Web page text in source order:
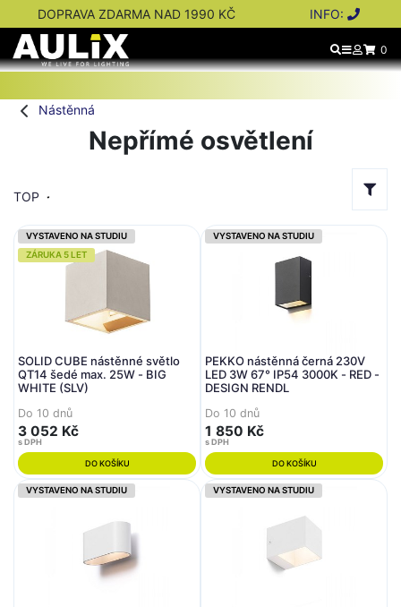
DOPRAVA ZDARMA NAD 1990 KČ INFO:
0
Nástěnná
Nepřímé osvětlení
TOP
VYSTAVENO NA STUDIU
ZÁRUKA 5 LET
SOLID CUBE nástěnné světlo
QT14 šedé max. 25W - BIG
WHITE (SLV)
Do 10 dnů
3 052 Kč
s DPH
DO KOŠÍKU
VYSTAVENO NA STUDIU
PEKKO nástěnná černá 230V
LED 3W 67° IP54 3000K - RED -
DESIGN RENDL
Do 10 dnů
1 850 Kč
s DPH
DO KOŠÍKU
VYSTAVENO NA STUDIU VYSTAVENO NA STUDIU